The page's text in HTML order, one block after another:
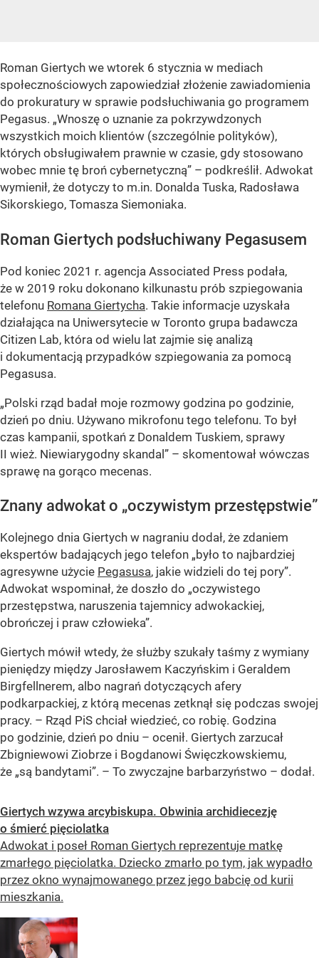
Roman Giertych we wtorek 6 stycznia w mediach
społecznościowych zapowiedział złożenie zawiadomienia
do prokuratury w sprawie podsłuchiwania go programem
Pegasus. „Wnoszę o uznanie za pokrzywdzonych
wszystkich moich klientów (szczególnie polityków),
których obsługiwałem prawnie w czasie, gdy stosowano
wobec mnie tę broń cybernetyczną” – podkreślił. Adwokat
wymienił, że dotyczy to m.in. Donalda Tuska, Radosława
Sikorskiego, Tomasza Siemoniaka.
Roman Giertych podsłuchiwany Pegasusem
Pod koniec 2021 r. agencja Associated Press podała,
że w 2019 roku dokonano kilkunastu prób szpiegowania
telefonu Romana Giertycha. Takie informacje uzyskała
działająca na Uniwersytecie w Toronto grupa badawcza
Citizen Lab, która od wielu lat zajmie się analizą
i dokumentacją przypadków szpiegowania za pomocą
Pegasusa.
„Polski rząd badał moje rozmowy godzina po godzinie,
dzień po dniu. Używano mikrofonu tego telefonu. To był
czas kampanii, spotkań z Donaldem Tuskiem, sprawy
II wież. Niewiarygodny skandal” – skomentował wówczas
sprawę na gorąco mecenas.
Znany adwokat o „oczywistym przestępstwie”
Kolejnego dnia Giertych w nagraniu dodał, że zdaniem
ekspertów badających jego telefon „było to najbardziej
agresywne użycie Pegasusa, jakie widzieli do tej pory”.
Adwokat wspominał, że doszło do „oczywistego
przestępstwa, naruszenia tajemnicy adwokackiej,
obrończej i praw człowieka”.
Giertych mówił wtedy, że służby szukały taśmy z wymiany
pieniędzy między Jarosławem Kaczyńskim i Geraldem
Birgfellnerem, albo nagrań dotyczących afery
podkarpackiej, z którą mecenas zetknął się podczas swojej
pracy. – Rząd PiS chciał wiedzieć, co robię. Godzina
po godzinie, dzień po dniu – ocenił. Giertych zarzucał
Zbigniewowi Ziobrze i Bogdanowi Święczkowskiemu,
że „są bandytami”. – To zwyczajne barbarzyństwo – dodał.
Giertych wzywa arcybiskupa. Obwinia archidiecezję
o śmierć pięciolatka
Adwokat i poseł Roman Giertych reprezentuje matkę
zmarłego pięciolatka. Dziecko zmarło po tym, jak wypadło
przez okno wynajmowanego przez jego babcię od kurii
mieszkania.